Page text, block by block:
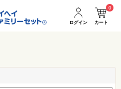
ログイン カート
0